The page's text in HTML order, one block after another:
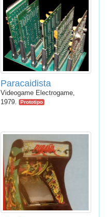
Paracaidista
Videogame Electrogame,
1979.
Prototipo